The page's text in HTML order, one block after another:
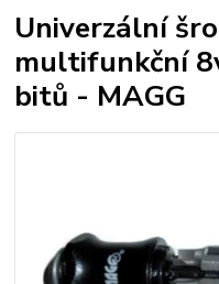
Univerzální
multifunkční
bitů - MAGG